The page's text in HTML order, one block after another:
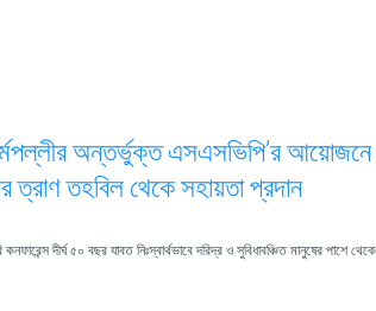
অন্তর্ভুক্ত এসএসভিপি’র আয়োজনে
ত্রাণ তহবিল থেকে সহায়তা প্রদান
দীর্ঘ ৫০ বছর যাবত নিঃস্বার্থভাবে দরিদ্র ও সুবিধাবঞ্চিত মানুষের পাশে